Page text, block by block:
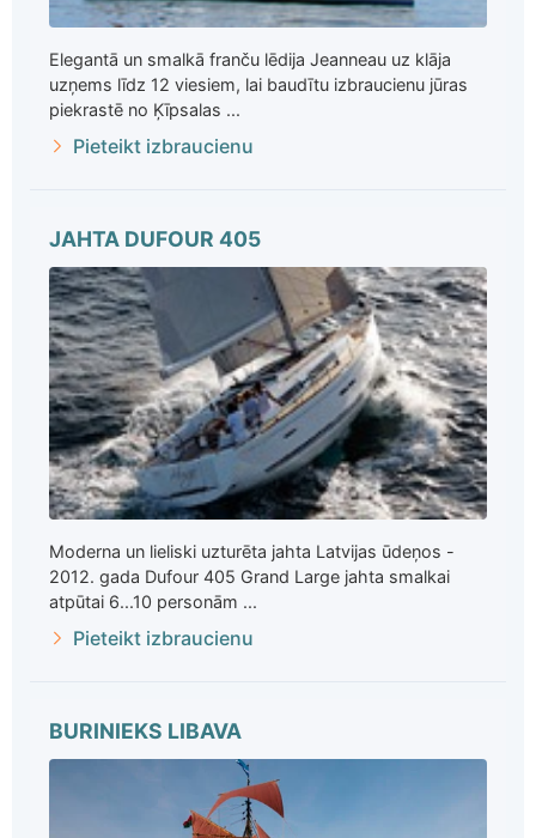
Elegantā un smalkā franču lēdija Jeanneau uz klāja
uzņems līdz 12 viesiem, lai baudītu izbraucienu jūras
piekrastē no Ķīpsalas ...
Pieteikt izbraucienu
JAHTA DUFOUR 405
Moderna un lieliski uzturēta jahta Latvijas ūdeņos -
2012. gada Dufour 405 Grand Large jahta smalkai
atpūtai 6...10 personām ...
Pieteikt izbraucienu
BURINIEKS LIBAVA